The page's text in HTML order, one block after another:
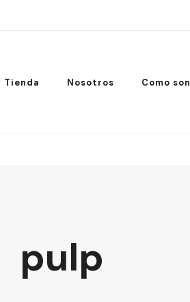
Tienda Nosotros Como son
pulp